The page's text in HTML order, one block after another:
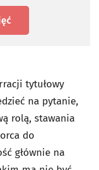
tytułowy
na pytanie,
rolą, stawania
do
głównie na